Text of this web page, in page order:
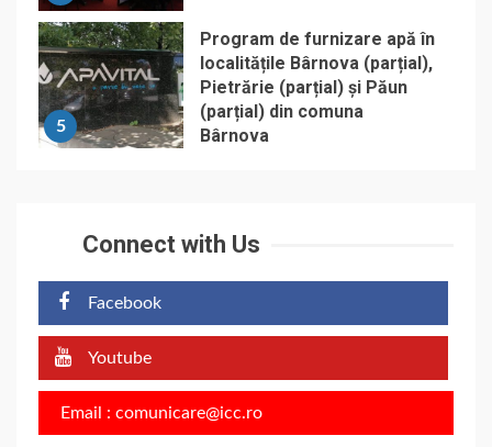
5
Program de furnizare apă în
localitățile Bârnova (parțial),
Pietrărie (parțial) și Păun
(parțial) din comuna
Bârnova
Connect with Us
Facebook
Youtube
Email : comunicare@icc.ro